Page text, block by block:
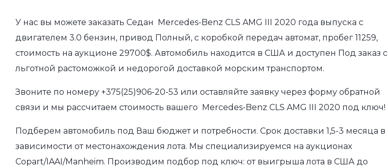
У нас вы можете заказать Седан Mercedes-Benz CLS AMG III 2020 года выпуска с
двигателем 3.0 бензин, привод Полный, с коробкой передач автомат, пробег 11259,
стоимость на аукционе 29700$. Автомобиль находится в США и доступен Под заказ с
льготной растоможкой и недорогой доставкой морским транспортом.
Звоните по номеру +375(25)906-20-53 или оставляйте заявку через форму обратной
связи и мы рассчитаем стоимость вашего Mercedes-Benz CLS AMG III 2020 под ключ!
Подберем автомобиль под Ваш бюджет и потребности. Срок доставки 1,5-3 месяца в
зависимости от местонахождения лота. Мы специализируемся на аукционах
Copart/IAAI/Manheim. Производим подбор под ключ: от выигрыша лота в США до